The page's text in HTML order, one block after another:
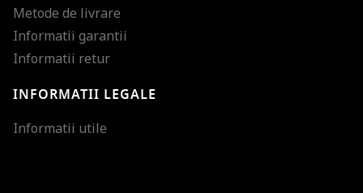
Metode de livrare
Informatii garantii
Informatii retur
INFORMATII LEGALE
Informatii utile